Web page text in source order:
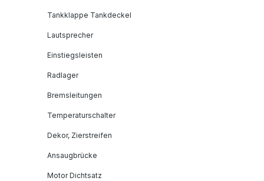
Tankklappe Tankdeckel
Lautsprecher
Einstiegsleisten
Radlager
Bremsleitungen
Temperaturschalter
Dekor, Zierstreifen
Ansaugbrücke
Motor Dichtsatz